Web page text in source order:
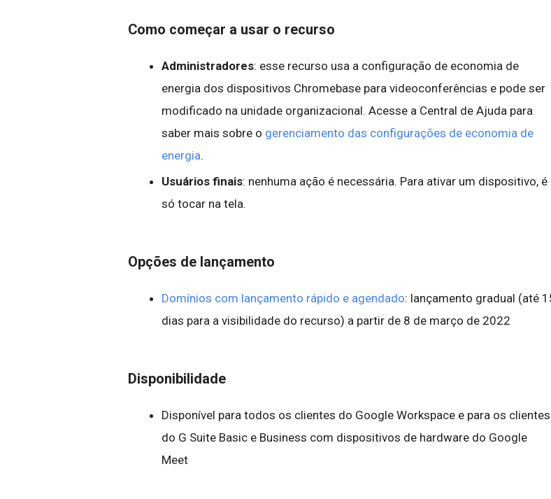
Como começar a usar o recurso
Administradores: esse recurso usa a configuração de economia de
energia dos dispositivos Chromebase para videoconferências e pode ser
modificado na unidade organizacional. Acesse a Central de Ajuda para
saber mais sobre o gerenciamento das configurações de economia de
energia.
Usuários finais: nenhuma ação é necessária. Para ativar um dispositivo, é
só tocar na tela.
Opções de lançamento
Domínios com lançamento rápido e agendado: lançamento gradual (até
dias para a visibilidade do recurso) a partir de 8 de março de 2022
Disponibilidade
Disponível para todos os clientes do Google Workspace e para os clientes
do G Suite Basic e Business com dispositivos de hardware do Google
Meet